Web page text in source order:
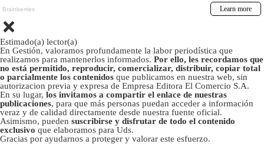
Estimado(a) lector(a)
En Gestión, valoramos profundamente la labor periodística que
realizamos para mantenerlos informados. Por ello, les recordamos que
no está permitido, reproducir, comercializar, distribuir, copiar total
o parcialmente los contenidos que publicamos en nuestra web, sin
autorizacion previa y expresa de Empresa Editora El Comercio S.A.
En su lugar, los invitamos a compartir el enlace de nuestras
publicaciones, para que más personas puedan acceder a información
veraz y de calidad directamente desde nuestra fuente oficial.
Asimismo, pueden suscribirse y disfrutar de todo el contenido
exclusivo que elaboramos para Uds.
Gracias por ayudarnos a proteger y valorar este esfuerzo.